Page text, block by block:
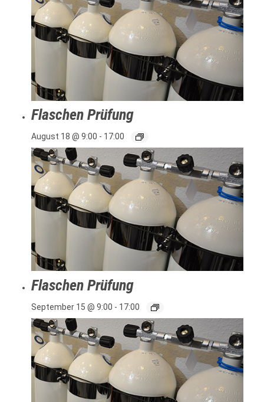
Flaschen Prüfung
August 18 @ 9:00 - 17:00
Flaschen Prüfung
September 15 @ 9:00 - 17:00